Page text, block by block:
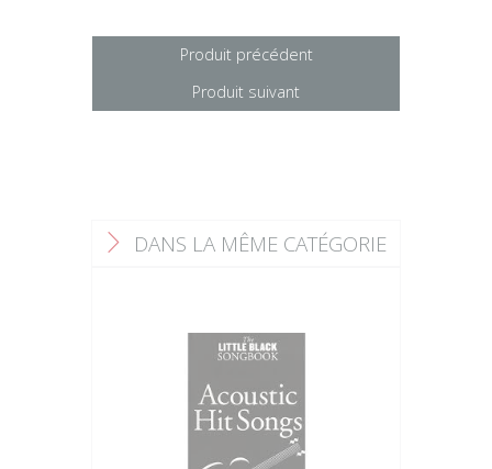
Produit précédent
Produit suivant
F DANS LA MÊME CATÉGORIE